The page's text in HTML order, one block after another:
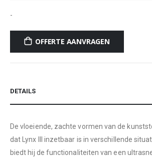
-
OFFERTE AANVRAGEN
DETAILS
De vloeiende, zachte vormen van de
dat Lynx III inzetbaar is in verschillende
biedt hij de functionaliteiten van een